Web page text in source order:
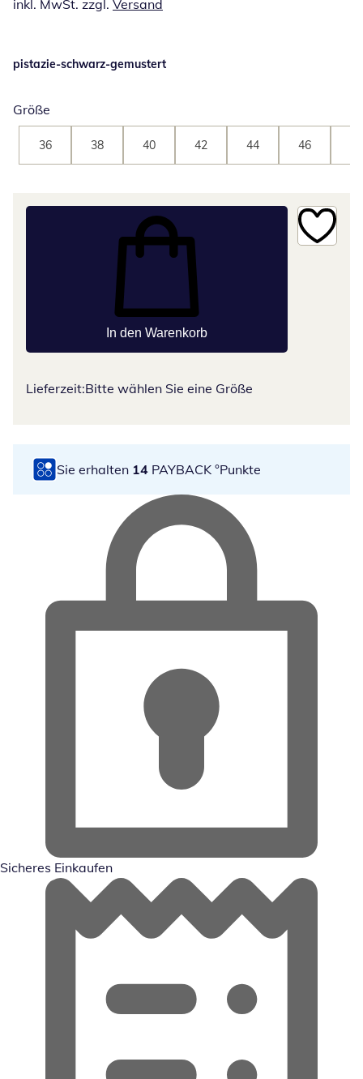
inkl. MwSt. zzgl. Versand
pistazie-schwarz-gemustert
Größe
36 38 40 42 44 46
In den Warenkorb
Lieferzeit:Bitte wählen Sie eine Größe
Sie erhalten 14 PAYBACK °Punkte
Sicheres Einkaufen